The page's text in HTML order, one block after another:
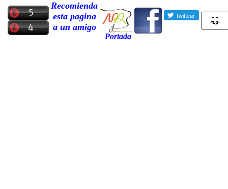
Recomienda
esta pagina
a un amigo
Portada